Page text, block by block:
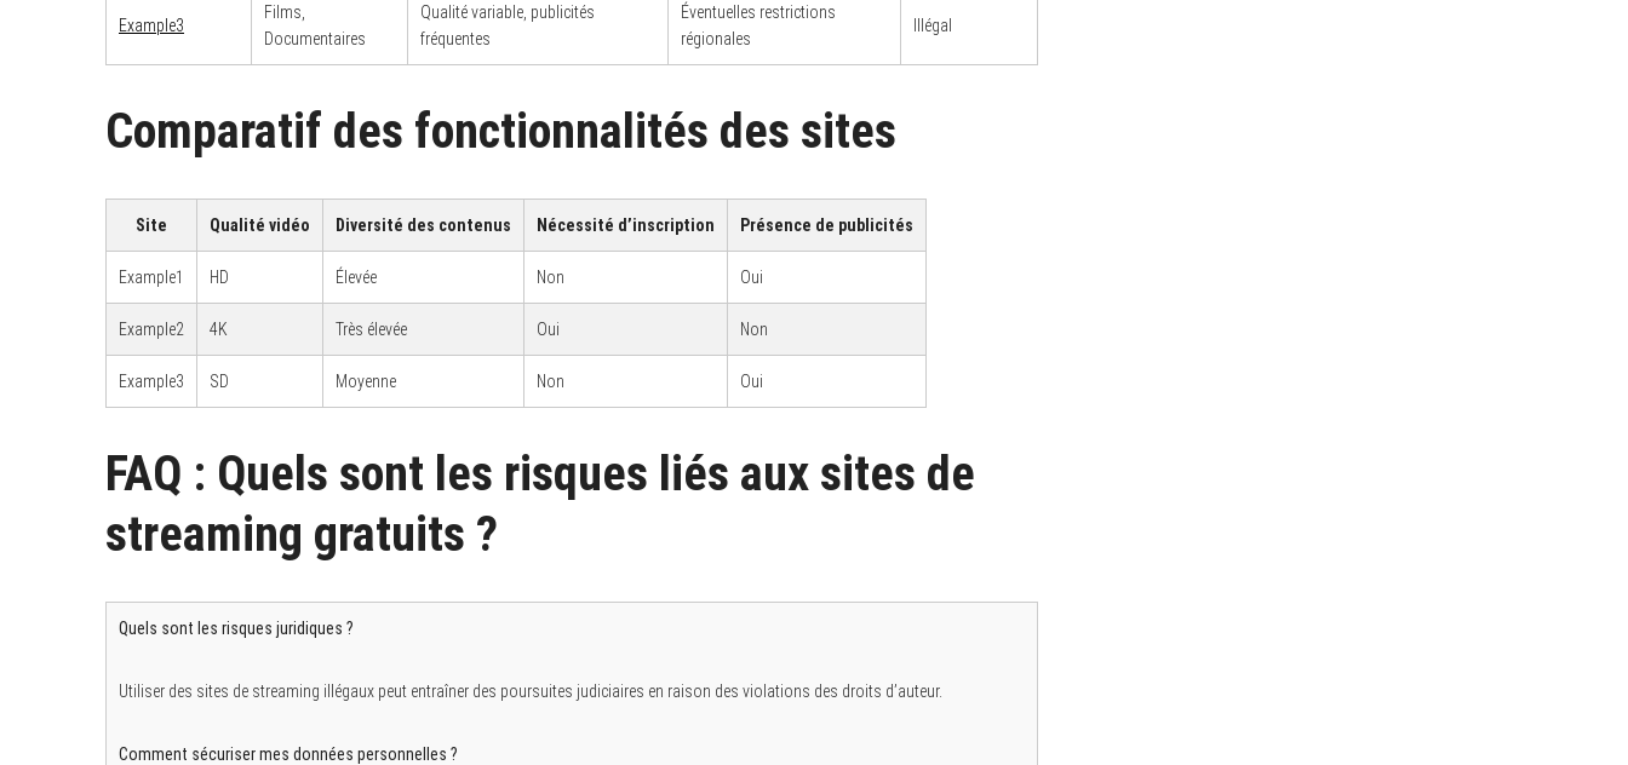
Example3
Films,
Documentaires
Qualité variable, publicités
fréquentes
Éventuelles restrictions
régionales
Illégal
Comparatif des fonctionnalités des sites
Site Qualité vidéo Diversité des contenus Nécessité d’inscription Présence de publicités
Example1 HD Élevée Non Oui
Example2 4K Très élevée Oui Non
Example3 SD Moyenne Non Oui
FAQ : Quels sont les risques liés aux sites de
streaming gratuits ?
Quels sont les risques juridiques ?
Utiliser des sites de streaming illégaux peut entraîner des poursuites judiciaires en raison des violations des droits d’auteur.
Comment sécuriser mes données personnelles ?
r
f